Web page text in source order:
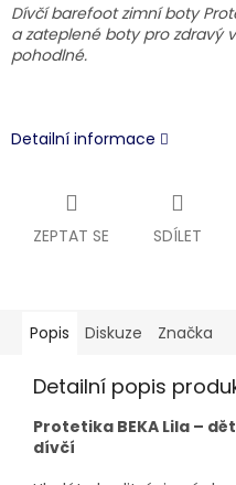
Dívčí barefoot zimní boty
a zateplené boty pro zdravý
pohodlné.
Detailní informace
ZEPTAT SE SDÍLET
Popis Diskuze Značka
Detailní popis
Protetika BEKA Lila –
dívčí